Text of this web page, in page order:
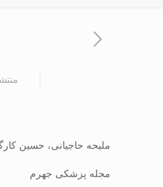
مليحه حاجيانی، حسين
مجله پزشکی جهرم